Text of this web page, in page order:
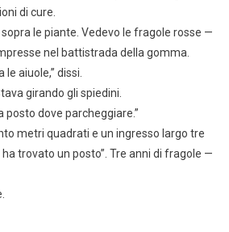
di cure.
sopra le piante. Vedevo le fragole rosse —
nel battistrada della gomma.
aiuole,” dissi.
girando gli spiedini.
posto dove parcheggiare.”
metri quadrati e un ingresso largo tre
ha trovato un posto”. Tre anni di fragole —